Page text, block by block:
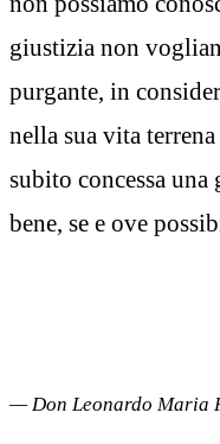
giustizia non
purgante, in
nella sua vita
subito concessa
bene, se e ove
— Don Leonardo Maria